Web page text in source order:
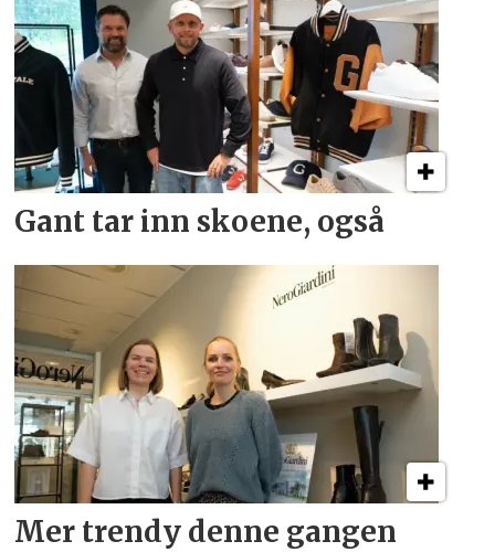
Gant tar inn skoene, også
Mer trendy denne gangen